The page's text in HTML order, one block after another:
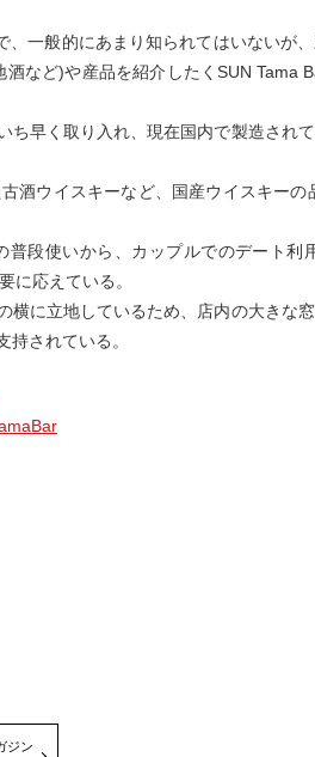
一般的にあまり知られてはいないが
など)や産品を紹介したくSUN Tama
早く取り入れ、現在国内で製造され
酒ウイスキーなど、国産ウイスキーの
段使いから、カップルでのデート利
に応えている。
に立地しているため、店内の大きな
されている。
ジン